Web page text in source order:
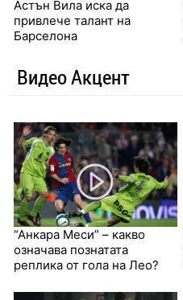
Астън Вила иска да
привлече талант на
Барселона
Видео Акцент
“Анкара Меси” – какво
означава познатата
реплика от гола на Лео?